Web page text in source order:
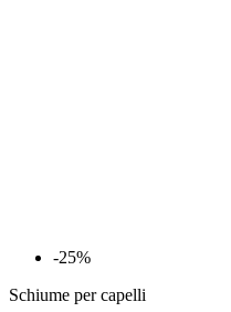
-25%
Schiume per capelli